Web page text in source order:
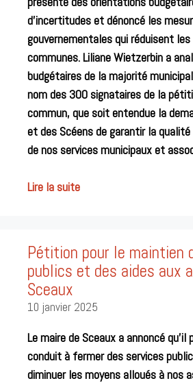
d’incertitudes et dénoncé les
gouvernementales qui réduisent
communes. Liliane Wietzerbin a
budgétaires de la majorité
nom des 300 signataires de la
commun, que soit entendue la
et des Scéens de garantir la
de nos services municipaux et
Lire la suite
Pétition pour le maintien
publics et des aides aux
Sceaux
10 janvier 2025
Le maire de Sceaux a annoncé
conduit à fermer des services
diminuer les moyens alloués à nos